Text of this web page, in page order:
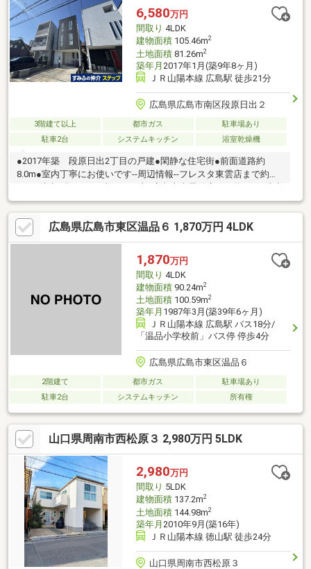
6,580万円
間取り 4LDK
建物面積105.46m2
土地面積81.26m2
築年月 2017年1月(築9年8ヶ月)
ＪＲ山陽本線 広島駅 徒歩21分
広島県広島市南区段原日出２
3階建て以上 都市ガス
駐車場あり
駐車2台
システムキッチン 浴室乾燥機
●2017年築 段原日出2丁目の戸建●閑静な住宅街●前面道路約
8.0m●室内丁寧にお使いです--周辺情報--フレスタ東雲店まで約
4分です広島市立比治山小学校まで約300m徒歩4分です広島市立段
原中学校まで約800m徒歩10分です段原日出第二公園まで約140m
徒歩2分です広島県広島市東区温品６ 1,870万円 4LDK
1,870万円
間取り 4LDK
建物面積90.24m2
土地面積100.59m2
築年月 1987年3月(築39年6ヶ月)
ＪＲ山陽本線 広島駅 バス18分/
「温品小学校前」バス停 停歩4分
広島県広島市東区温品６
2階建て 都市ガス
駐車場あり
駐車2台
システムキッチン 所有権
山口県周南市西松原３ 2,980万円 5LDK
2,980万円
間取り 5LDK
建物面積137.2m2
土地面積144.98m2
築年月 2010年9月(築16年)
ＪＲ山陽本線 徳山駅 徒歩24分
山口県周南市西松原３